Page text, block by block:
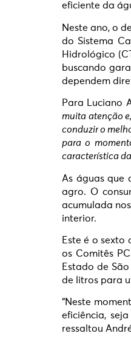
eficiente da
Neste ano, o
do Sistema
Hidrológico
buscando
dependem
Para Luciano
muita atenção
conduzir o
para o
característica
As águas que
agro. O
acumulada
interior.
Este é o
os Comitês
Estado de
de litros para
“Neste
eficiência,
ressaltou